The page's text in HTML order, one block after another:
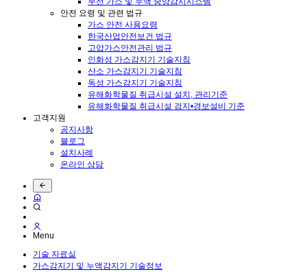
안전 요령 및 관련 법규
가스 안전 사용요령
한국산업안전보건 법규
고압가스안전관리 법규
인화성 가스감지기 기술지침
산소 가스감지기 기술지침
독성 가스감지기 기술지침
유해화학물질 취급시설 설치, 관리기준
유해화학물질 취급시설 검지•경보설비 기준
고객지원
공지사항
블로그
설치사례
온라인 상담
Menu
기술 자료실
가스감지기 및 누액감지기 기술정보